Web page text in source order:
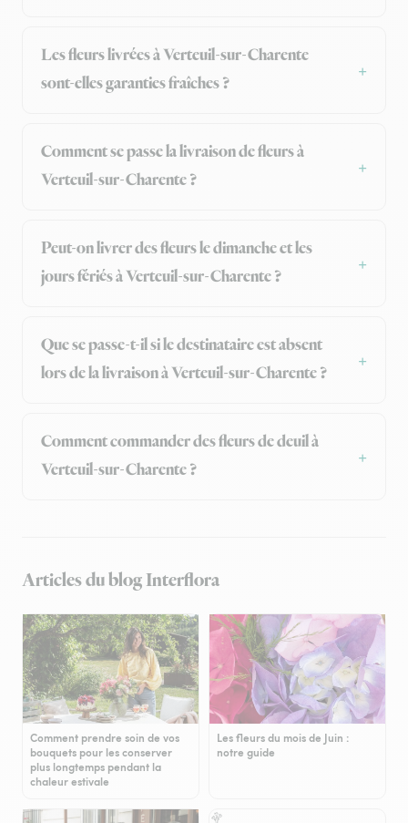
Les fleurs livrées à Verteuil-sur-Charente
sont-elles garanties fraîches ?
Comment se passe la livraison de fleurs à
Verteuil-sur-Charente ?
Peut-on livrer des fleurs le dimanche et les
jours fériés à Verteuil-sur-Charente ?
Que se passe-t-il si le destinataire est absent
lors de la livraison à Verteuil-sur-Charente ?
Comment commander des fleurs de deuil à
Verteuil-sur-Charente ?
Articles du blog Interflora
Comment prendre soin de vos
bouquets pour les conserver
plus longtemps pendant la
chaleur estivale
Les fleurs du mois de Juin :
notre guide